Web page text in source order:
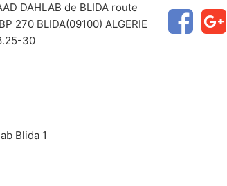
DAHLAB de BLIDA route
270 BLIDA(09100) ALGERIE
30
Blida 1